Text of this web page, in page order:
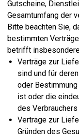
Gutscheine,
Gesamtumfang der
Bitte beachten Sie,
bestimmten
betrifft
Verträge zur
sind und für
oder
ist oder die
des
Verträge zur
Gründen des